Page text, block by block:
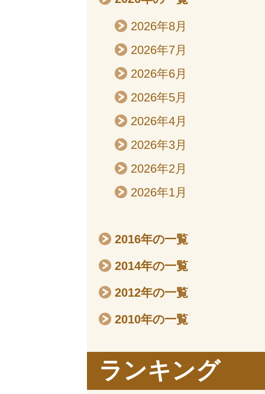
2026年8月
2026年7月
2026年6月
2026年5月
2026年4月
2026年3月
2026年2月
2026年1月
2016年の一覧
2014年の一覧
2012年の一覧
2010年の一覧
ランキング